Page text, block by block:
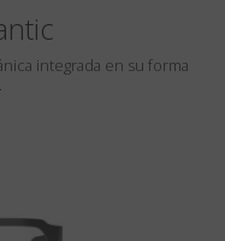
integrada en su forma